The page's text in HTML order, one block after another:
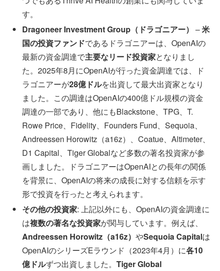
す。
Dragoneer Investment Group（ドラゴニアー） –米
国の投資ファンドであるドラゴニアーは、OpenAIの
最新の資金調達で主要なリード投資家となりまし
た。2025年8月にOpenAIが行った資金調達では、ド
ラゴニアーが28億ドルを出資して最大出資家となり
ました。この調達はOpenAIの400億ドル規模の資金
調達の一部であり、他にもBlackstone、TPG、T.
Rowe Price、Fidelity、Founders Fund、Sequoia、
Andreessen Horowitz（a16z）、Coatue、Altimeter、
D1 Capital、Tiger Globalなど多数の著名投資家が参
画しました。ドラゴニアーはOpenAIとの長年の関係
を背景に、OpenAIの将来の成長に対する信頼を示す
形で投資を行ったと考えられます。
その他の投資家: 上記以外にも、OpenAIの資金調達に
は複数の著名な投資家が関与しています。例えば、
Andreessen Horowitz（a16z）やSequoia Capitalは
OpenAIのシリーズEラウンド（2023年4月）に各10
億ドルずつ出資しました。Tiger Global